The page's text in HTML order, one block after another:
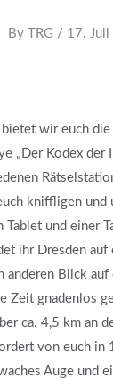
By
By TRG / 17.
wir euch die
„Der Kodex der
kniffligen und
Tablet und einer
ihr Dresden auf
anderen Blick auf
Zeit gnadenlos
ca. 4,5 km an
von euch in
Auge und